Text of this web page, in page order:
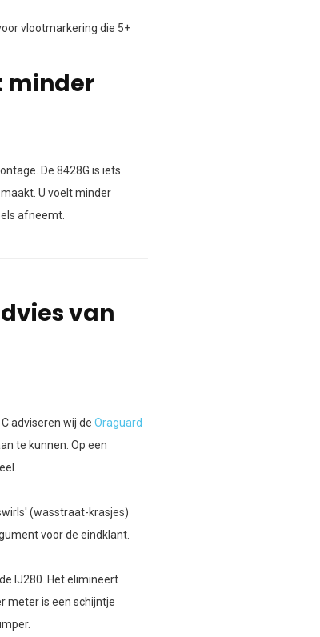
vlootmarkering die 5+
minder
De 8428G is iets
U voelt minder
afneemt.
van
adviseren wij de Oraguard
te kunnen. Op een
(wasstraat-krasjes)
voor de eindklant.
IJ280. Het elimineert
meter is een schijntje